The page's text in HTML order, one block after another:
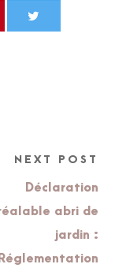
NEXT POST
Déclaration
abri de
jardin :
Réglementation